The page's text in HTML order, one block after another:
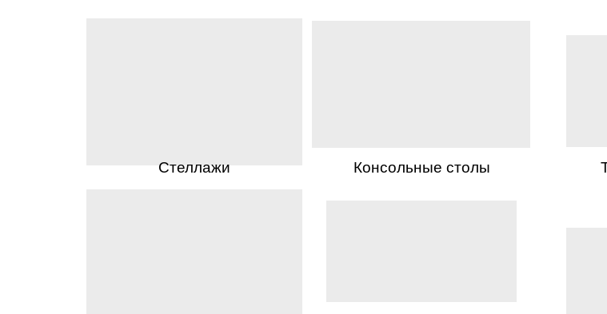
Стеллажи Консольные столы